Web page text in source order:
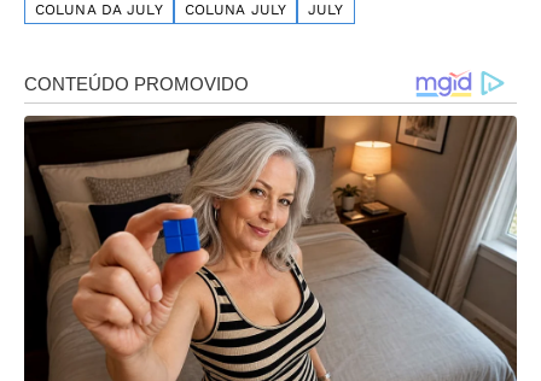
COLUNA DA JULY COLUNA JULY JULY